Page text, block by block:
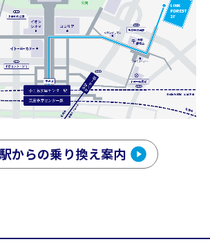
からの乗り換え案内